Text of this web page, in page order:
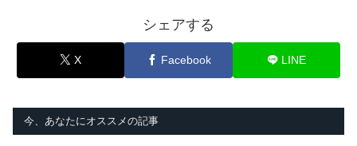
シェアする
X Facebook LINE
今、あなたにオススメの記事